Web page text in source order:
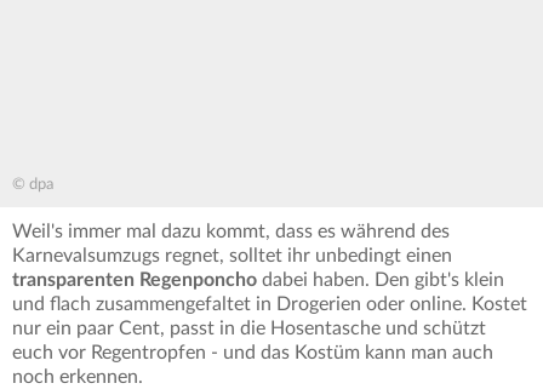
© dpa
Weil's immer mal dazu kommt, dass es während des
Karnevalsumzugs regnet, solltet ihr unbedingt einen
transparenten Regenponcho dabei haben. Den gibt's klein
und flach zusammengefaltet in Drogerien oder online. Kostet
nur ein paar Cent, passt in die Hosentasche und schützt
euch vor Regentropfen - und das Kostüm kann man auch
noch erkennen.